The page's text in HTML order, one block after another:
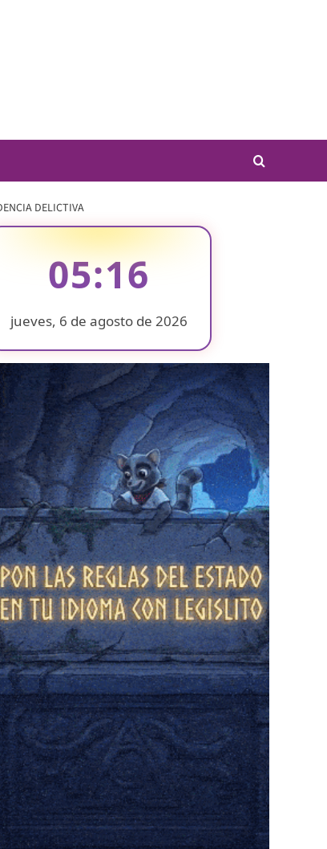
DELICTIVA
05:16
jueves, 6 de agosto de 2026
❄
❄
❄
❄
❄
❄
❄
❄ ❄